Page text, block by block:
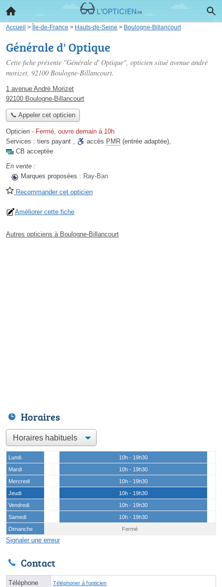
Accueil > Île-de-France > Hauts-de-Seine > Boulogne-Billancourt
Générale d' Optique
Cette fiche présente "Générale d' Optique", opticien situé avenue andré
morizet, 92100 Boulogne-Billancourt.
1 avenue André Morizet
92100 Boulogne-Billancourt
📞 Appeler cet opticien
Opticien - Fermé, ouvre demain à 10h
Services : tiers payant , accès PMR (entrée adaptée),
CB acceptée
En vente :
Marques proposées : Ray-Ban
Recommander cet opticien
Améliorer cette fiche
Autres opticiens à Boulogne-Billancourt
Horaires
Lundi
10h - 19h30
Mardi
10h - 19h30
Mercredi
10h - 19h30
Jeudi
10h - 19h30
Vendredi
10h - 19h30
Samedi
10h - 19h30
Dimanche
Fermé
Signaler une erreur
Contact
Téléphone Téléphoner à l'opticien